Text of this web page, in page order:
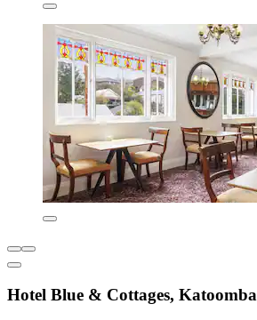
Hotel Blue & Cottages, Katoomba